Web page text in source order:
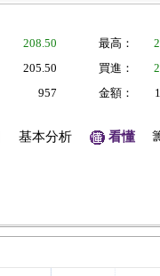
208.50 最高：
205.50 買進：
957 金額：
基本分析 看懂